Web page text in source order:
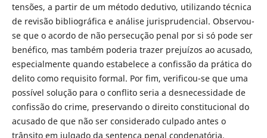
tensões, a partir de um método dedutivo, utilizando técnica
de revisão bibliográfica e análise jurisprudencial. Observou-
se que o acordo de não persecução penal por si só pode ser
benéfico, mas também poderia trazer prejuízos ao acusado,
especialmente quando estabelece a confissão da prática do
delito como requisito formal. Por fim, verificou-se que uma
possível solução para o conflito seria a desnecessidade de
confissão do crime, preservando o direito constitucional do
acusado de que não ser considerado culpado antes o
trânsito em julgado da sentença penal condenatória.